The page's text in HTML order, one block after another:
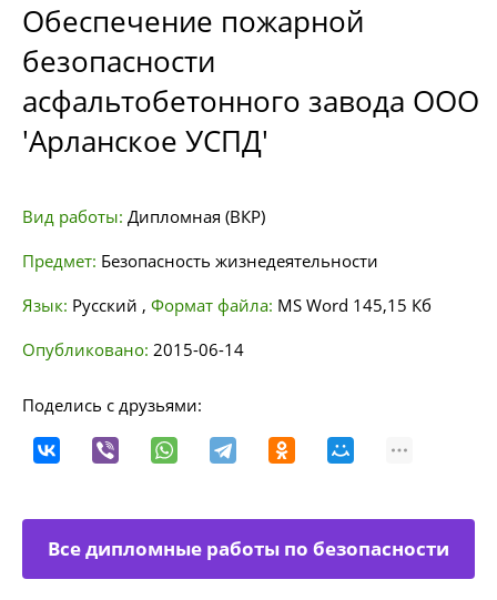
Обеспечение пожарной
безопасности
асфальтобетонного завода ООО
'Арланское УСПД'
Вид работы: Дипломная (ВКР)
Предмет: Безопасность жизнедеятельности
Язык: Русский , Формат файла: MS Word 145,15 Кб
Опубликовано: 2015-06-14
Поделись с друзьями:
Все дипломные работы по безопасности